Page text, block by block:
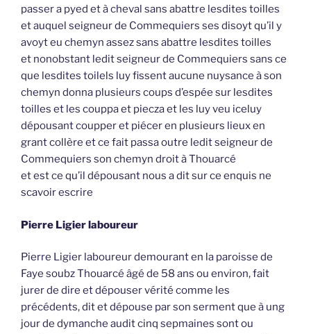
passer a pyed et à cheval sans abattre lesdites toilles
et auquel seigneur de Commequiers ses disoyt qu’il y
avoyt eu chemyn assez sans abattre lesdites toilles
et nonobstant ledit seigneur de Commequiers sans ce
que lesdites toilels luy fissent aucune nuysance à son
chemyn donna plusieurs coups d’espée sur lesdites
toilles et les couppa et piecza et les luy veu iceluy
dépousant coupper et piécer en plusieurs lieux en
grant collère et ce fait passa outre ledit seigneur de
Commequiers son chemyn droit à Thouarcé
et est ce qu’il dépousant nous a dit sur ce enquis ne
scavoir escrire
Pierre Ligier laboureur
Pierre Ligier laboureur demourant en la paroisse de
Faye soubz Thouarcé âgé de 58 ans ou environ, fait
jurer de dire et dépouser vérité comme les
précédents, dit et dépouse par son serment que à ung
jour de dymanche audit cinq sepmaines sont ou